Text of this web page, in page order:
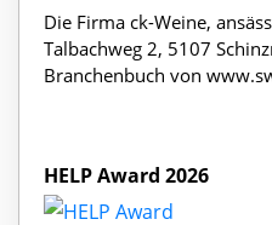
Die Firma ck-Weine,
Talbachweg 2, 5107
Branchenbuch von
HELP Award 2026